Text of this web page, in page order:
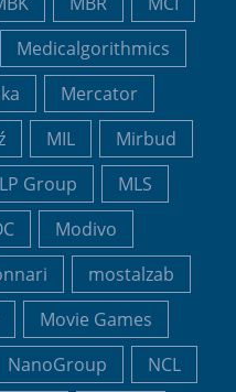
Medicalgorithmics
Mercator
MIL
Mirbud
Group
MLS
Modivo
mostalzab
Movie Games
NanoGroup
NCL